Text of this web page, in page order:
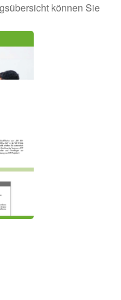
können Sie